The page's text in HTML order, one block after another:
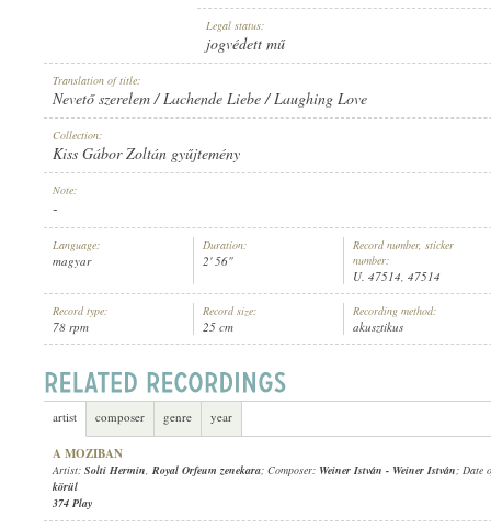
RECORD NUMBER:
Legal status:
jogvédett mű
Translation of title:
Nevető szerelem / Lachende Liebe / Laughing Love
Collection:
Kiss Gábor Zoltán gyűjtemény
Note:
-
Language:
magyar
Duration:
2' 56"
Record number, sticker
number:
U. 47514, 47514
Record type:
78 rpm
Record size:
25 cm
Recording method:
akusztikus
artist composer genre year
A MOZIBAN
Artist: Solti Hermin, Royal Orfeum zenekara; Composer: Weiner István - Weiner István; Date
körül
374 Play